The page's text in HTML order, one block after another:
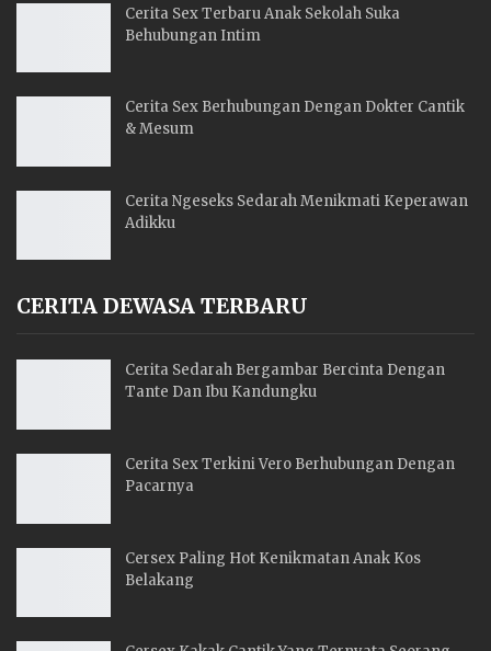
Cerita Sex Terbaru Anak Sekolah Suka
Behubungan Intim
Cerita Sex Berhubungan Dengan Dokter Cantik
& Mesum
Cerita Ngeseks Sedarah Menikmati Keperawan
Adikku
CERITA DEWASA TERBARU
Cerita Sedarah Bergambar Bercinta Dengan
Tante Dan Ibu Kandungku
Cerita Sex Terkini Vero Berhubungan Dengan
Pacarnya
Cersex Paling Hot Kenikmatan Anak Kos
Belakang